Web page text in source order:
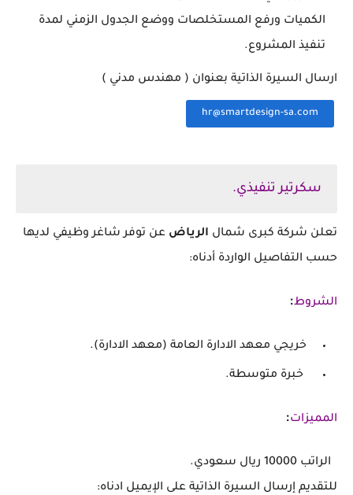
الكميات ورفع المستخلصات ووضع الجدول ‏الزمني لمدة
تنفيذ المشروع.
‏ارسال السيرة الذاتية بعنوان ( مهندس مدني )
hr@smartdesign-sa.com⁩
سكرتير تنفيذي.
‏تعلن شركة كبرى شمال الرياض عن توفر شاغر وظيفي لديها
حسب التفاصيل الواردة أدناه:
الشروط:
‏ خريجي معهد الادارة العامة (معهد الادارة).
‏ خبرة متوسطة.
المميزات:
‏ الراتب 10000 ريال سعودي.
‏للتقديم إرسال السيرة الذاتية على الإيميل ادناه: